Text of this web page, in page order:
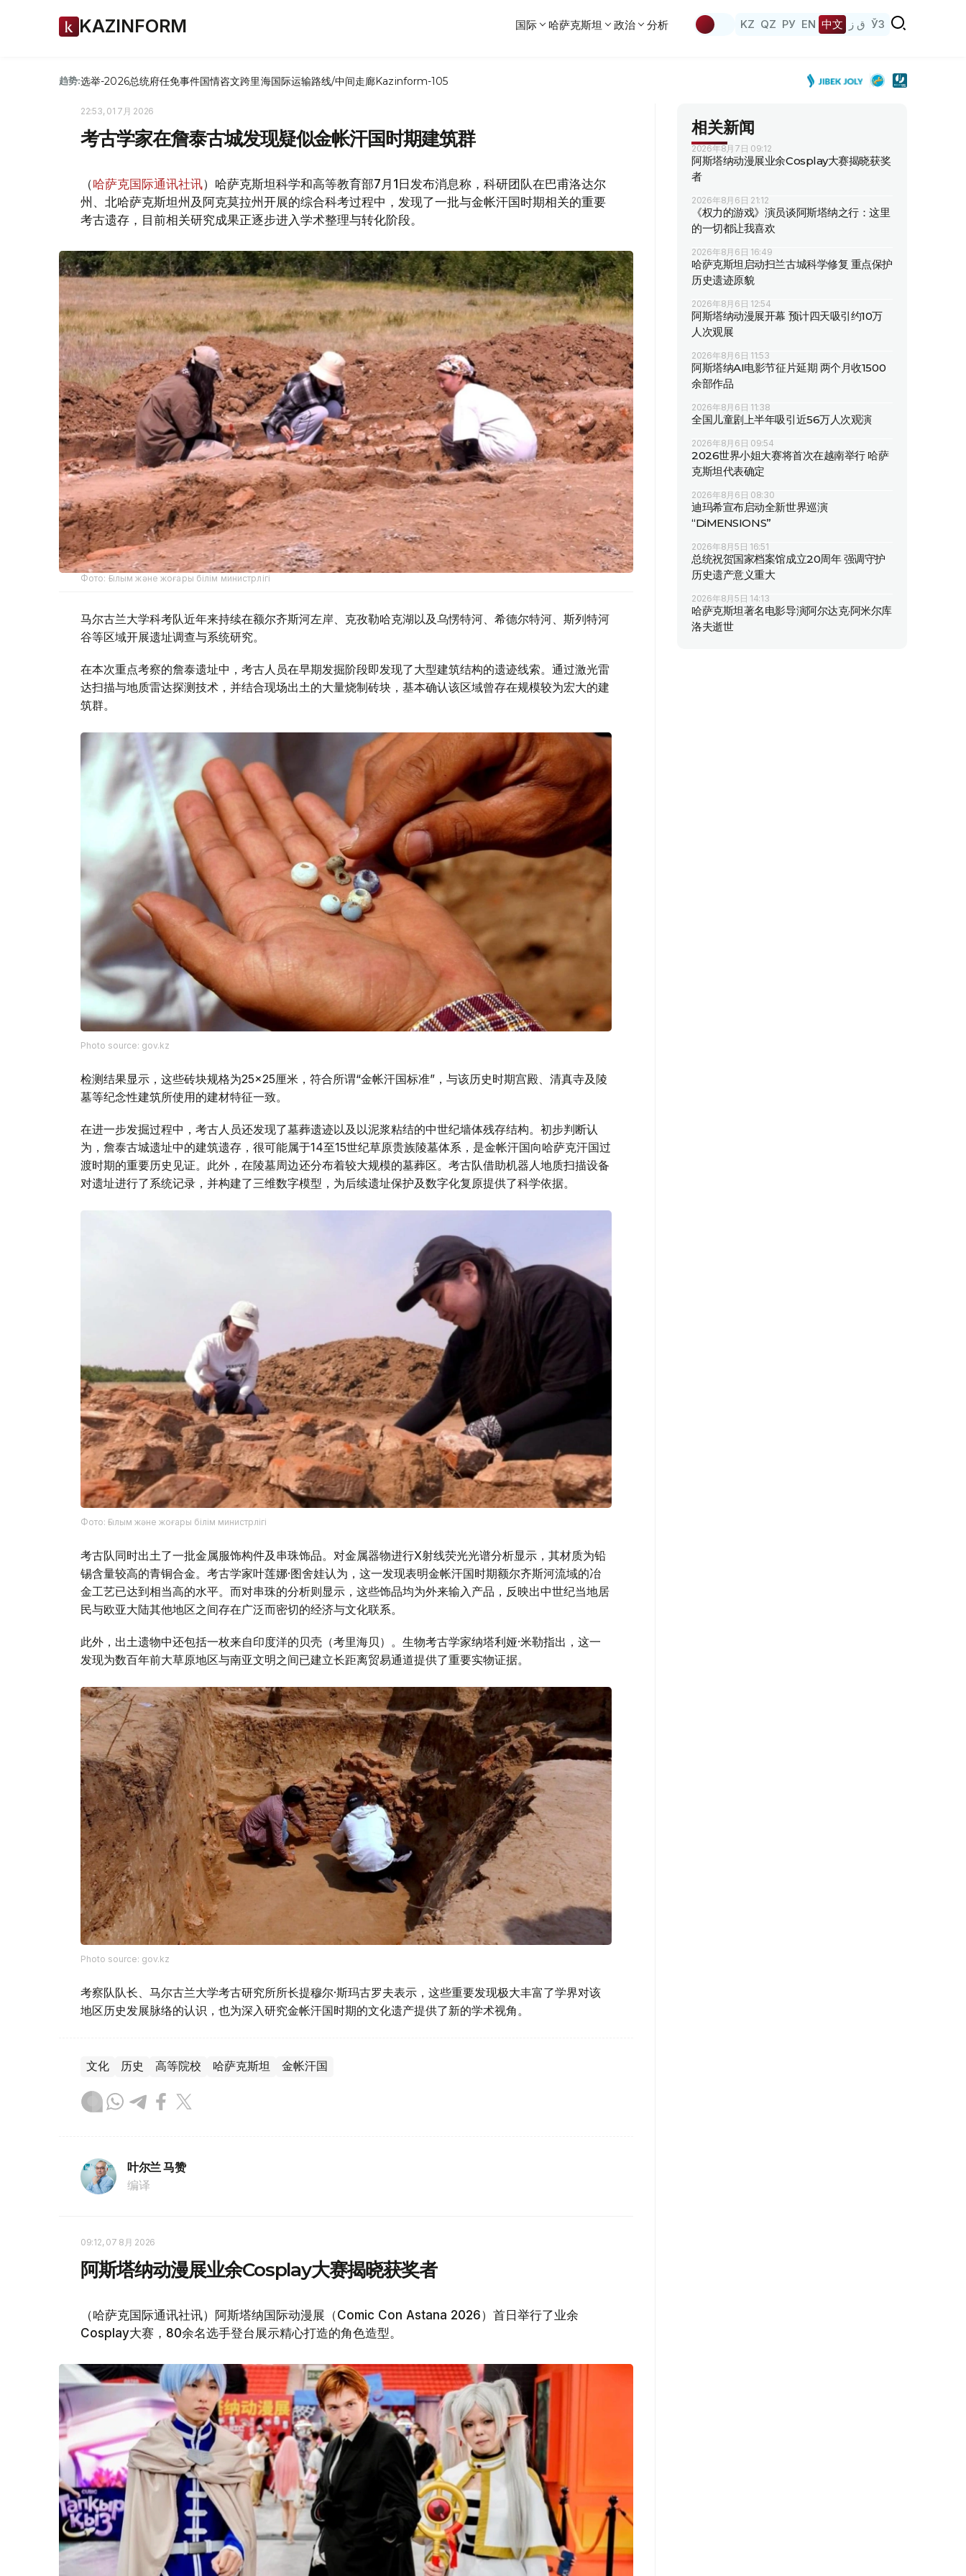
KAZINFORM 国际 哈萨克斯坦 政治 分析 KZ QZ РУ EN 中文 ق ز ЎЗ
趋势:选举-2026总统府任免事件国情咨文跨里海国际运输路线/中间走廊Kazinform-105
22:53, 01 7月 2026
考古学家在詹泰古城发现疑似金帐汗国时期建筑群
（哈萨克国际通讯社讯）哈萨克斯坦科学和高等教育部7月1日发布消息称，科研团队在巴甫洛达尔
州、北哈萨克斯坦州及阿克莫拉州开展的综合科考过程中，发现了一批与金帐汗国时期相关的重要
考古遗存，目前相关研究成果正逐步进入学术整理与转化阶段。
Фото: Ғылым және жоғары білім министрлігі
马尔古兰大学科考队近年来持续在额尔齐斯河左岸、克孜勒哈克湖以及乌愣特河、希德尔特河、斯列特河
谷等区域开展遗址调查与系统研究。
在本次重点考察的詹泰遗址中，考古人员在早期发掘阶段即发现了大型建筑结构的遗迹线索。通过激光雷
达扫描与地质雷达探测技术，并结合现场出土的大量烧制砖块，基本确认该区域曾存在规模较为宏大的建
筑群。
Photo source: gov.kz
检测结果显示，这些砖块规格为25×25厘米，符合所谓“金帐汗国标准”，与该历史时期宫殿、清真寺及陵
墓等纪念性建筑所使用的建材特征一致。
在进一步发掘过程中，考古人员还发现了墓葬遗迹以及以泥浆粘结的中世纪墙体残存结构。初步判断认
为，詹泰古城遗址中的建筑遗存，很可能属于14至15世纪草原贵族陵墓体系，是金帐汗国向哈萨克汗国过
渡时期的重要历史见证。此外，在陵墓周边还分布着较大规模的墓葬区。考古队借助机器人地质扫描设备
对遗址进行了系统记录，并构建了三维数字模型，为后续遗址保护及数字化复原提供了科学依据。
Фото: Ғылым және жоғары білім министрлігі
考古队同时出土了一批金属服饰构件及串珠饰品。对金属器物进行X射线荧光光谱分析显示，其材质为铅
锡含量较高的青铜合金。考古学家叶莲娜·图舍娃认为，这一发现表明金帐汗国时期额尔齐斯河流域的冶
金工艺已达到相当高的水平。而对串珠的分析则显示，这些饰品均为外来输入产品，反映出中世纪当地居
民与欧亚大陆其他地区之间存在广泛而密切的经济与文化联系。
此外，出土遗物中还包括一枚来自印度洋的贝壳（考里海贝）。生物考古学家纳塔利娅·米勒指出，这一
发现为数百年前大草原地区与南亚文明之间已建立长距离贸易通道提供了重要实物证据。
Photo source: gov.kz
考察队队长、马尔古兰大学考古研究所所长提穆尔·斯玛古罗夫表示，这些重要发现极大丰富了学界对该
地区历史发展脉络的认识，也为深入研究金帐汗国时期的文化遗产提供了新的学术视角。
文化 历史 高等院校 哈萨克斯坦 金帐汗国
叶尔兰 马赞
编译
09:12, 07 8月 2026
阿斯塔纳动漫展业余Cosplay大赛揭晓获奖者
（哈萨克国际通讯社讯）阿斯塔纳国际动漫展（Comic Con Astana 2026）首日举行了业余
Cosplay大赛，80余名选手登台展示精心打造的角色造型。
相关新闻
2026年8月7日 09:12
阿斯塔纳动漫展业余Cosplay大赛揭晓获奖
者
2026年8月6日 21:12
《权力的游戏》演员谈阿斯塔纳之行：这里
的一切都让我喜欢
2026年8月6日 16:49
哈萨克斯坦启动扫兰古城科学修复 重点保护
历史遗迹原貌
2026年8月6日 12:54
阿斯塔纳动漫展开幕 预计四天吸引约10万
人次观展
2026年8月6日 11:53
阿斯塔纳AI电影节征片延期 两个月收1500
余部作品
2026年8月6日 11:38
全国儿童剧上半年吸引近56万人次观演
2026年8月6日 09:54
2026世界小姐大赛将首次在越南举行 哈萨
克斯坦代表确定
2026年8月6日 08:30
迪玛希宣布启动全新世界巡演
“DiMENSIONS”
2026年8月5日 16:51
总统祝贺国家档案馆成立20周年 强调守护
历史遗产意义重大
2026年8月5日 14:13
哈萨克斯坦著名电影导演阿尔达克·阿米尔库
洛夫逝世